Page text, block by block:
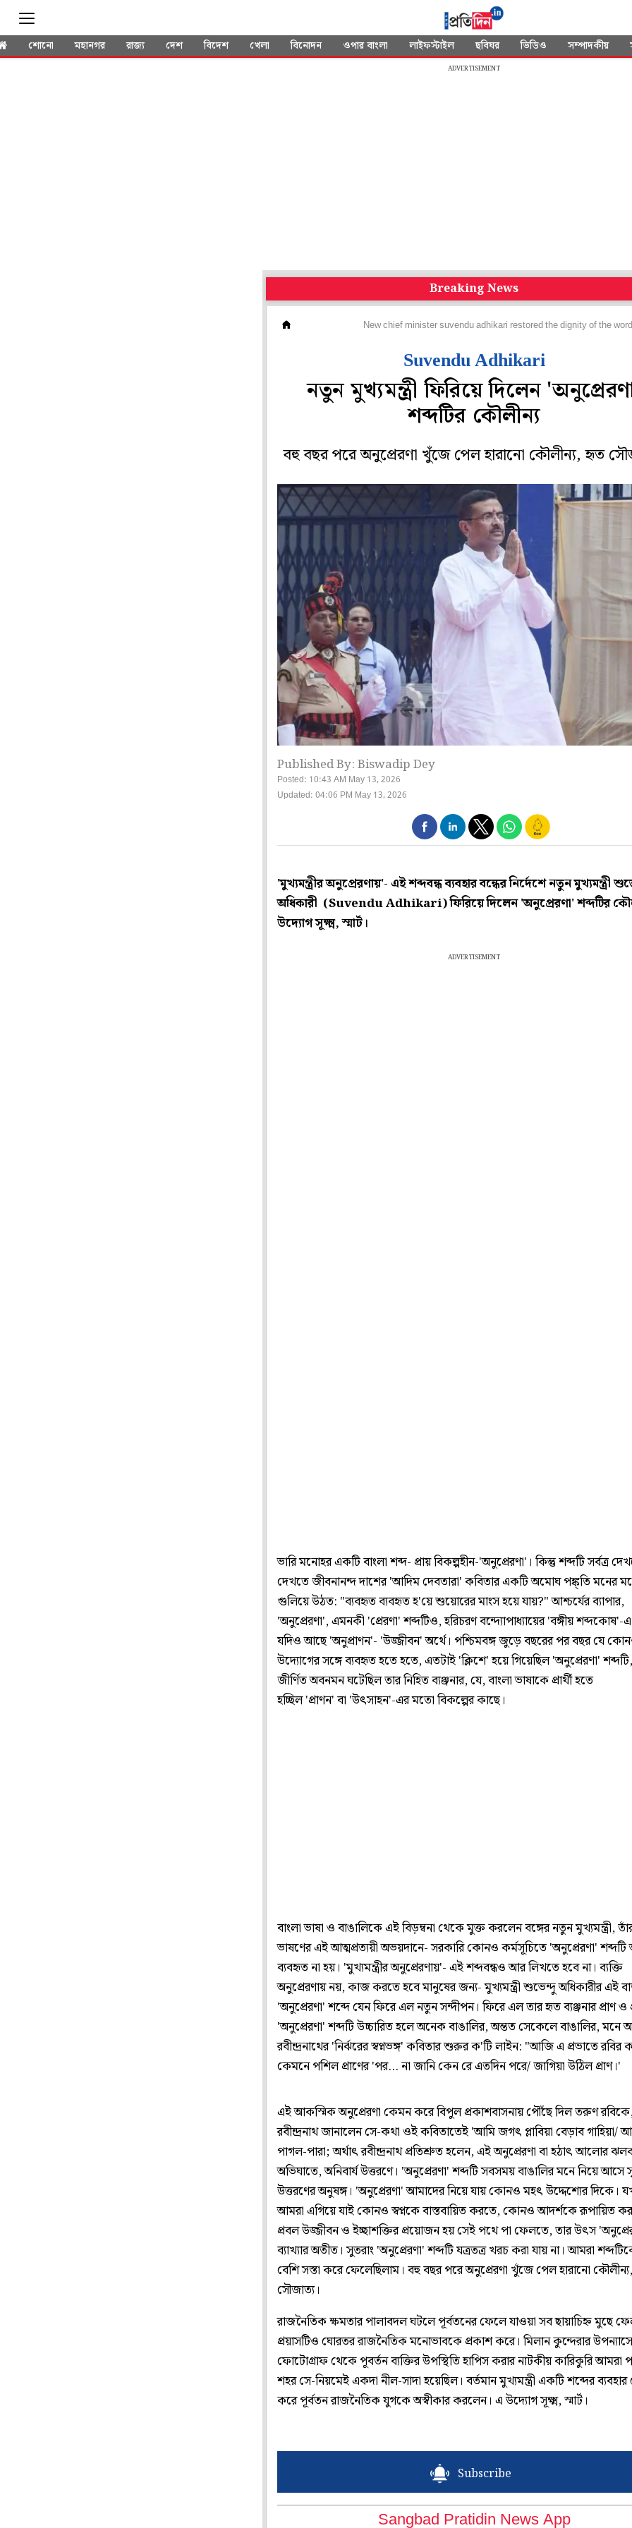
শোনো মহানগর রাজ্য দেশ বিদেশ খেলা বিনোদন ওপার বাংলা লাইফস্টাইল ছবিঘর ভিডিও সম্পাদকীয়
ADVERTISEMENT
Breaking News
New chief minister suvendu adhikari restored the dignity of the
Suvendu Adhikari
নতুন মুখ্যমন্ত্রী ফিরিয়ে দিলেন
শব্দটির কৌলীন্য
বহু বছর পরে অনুপ্রেরণা খুঁজে পেল হারানো কৌলীন্য, হৃত
Published By: Biswadip Dey
Posted: 10:43 AM May 13, 2026
Updated: 04:06 PM May 13, 2026
'মুখ্যমন্ত্রীর অনুপ্রেরণায়'- এই শব্দবন্ধ ব্যবহার বন্ধের নির্দেশে নতুন মুখ্যমন্ত্রী
অধিকারী (Suvendu Adhikari) ফিরিয়ে দিলেন 'অনুপ্রেরণা' শব্দটির
উদ্যোগ সূক্ষ্ম, স্মার্ট।
ADVERTISEMENT
ভারি মনোহর একটি বাংলা শব্দ- প্রায় বিকল্পহীন-'অনুপ্রেরণা'। কিন্তু শব্দটি সর্বত্র
দেখতে জীবনানন্দ দাশের 'আদিম দেবতারা' কবিতার একটি অমোঘ পঙ্ক্তি মনের
গুলিয়ে উঠত: "ব্যবহৃত ব্যবহৃত হ'য়ে শুয়োরের মাংস হয়ে যায়?" আশ্চর্যের ব্যাপার,
'অনুপ্রেরণা', এমনকী 'প্রেরণা' শব্দটিও, হরিচরণ বন্দ্যোপাধ্যায়ের 'বঙ্গীয় শব্দকোষ'-
যদিও আছে 'অনুপ্রাণন'- 'উজ্জীবন' অর্থে। পশ্চিমবঙ্গ জুড়ে বছরের পর বছর যে
উদ্যোগের সঙ্গে ব্যবহৃত হতে হতে, এতটাই 'ক্লিশে' হয়ে গিয়েছিল 'অনুপ্রেরণা'
জীর্ণিত অবনমন ঘটেছিল তার নিহিত ব্যঞ্জনার, যে, বাংলা ভাষাকে প্রার্থী হতে
হচ্ছিল 'প্রাণন' বা 'উৎসাহন'-এর মতো বিকল্পের কাছে।
বাংলা ভাষা ও বাঙালিকে এই বিড়ম্বনা থেকে মুক্ত করলেন বঙ্গের নতুন মুখ্যমন্ত্রী,
ভাষণের এই আত্মপ্রত্যয়ী অভয়দানে- সরকারি কোনও কর্মসূচিতে 'অনুপ্রেরণা'
ব্যবহৃত না হয়। 'মুখ্যমন্ত্রীর অনুপ্রেরণায়'- এই শব্দবন্ধও আর লিখতে হবে না। ব্যক্তি
অনুপ্রেরণায় নয়, কাজ করতে হবে মানুষের জন্য- মুখ্যমন্ত্রী শুভেন্দু অধিকারীর এই
'অনুপ্রেরণা' শব্দে যেন ফিরে এল নতুন সন্দীপন। ফিরে এল তার হৃত ব্যঞ্জনার প্রাণ ও
'অনুপ্রেরণা' শব্দটি উচ্চারিত হলে অনেক বাঙালির, অন্তত সেকেলে বাঙালির, মনে
রবীন্দ্রনাথের 'নির্ঝরের স্বপ্নভঙ্গ' কবিতার শুরুর ক'টি লাইন: "আজি এ প্রভাতে রবির
কেমনে পশিল প্রাণের 'পর... না জানি কেন রে এতদিন পরে/ জাগিয়া উঠিল প্রাণ।'
এই আকস্মিক অনুপ্রেরণা কেমন করে বিপুল প্রকাশবাসনায় পৌঁছে দিল তরুণ
রবীন্দ্রনাথ জানালেন সে-কথা ওই কবিতাতেই 'আমি জগৎ প্লাবিয়া বেড়াব
পাগল-পারা; অর্থাৎ রবীন্দ্রনাথ প্রতিশ্রুত হলেন, এই অনুপ্রেরণা বা হঠাৎ আলোর
অভিঘাতে, অনিবার্য উত্তরণে। 'অনুপ্রেরণা' শব্দটি সবসময় বাঙালির মনে নিয়ে
উত্তরণের অনুষঙ্গ। 'অনুপ্রেরণা' আমাদের নিয়ে যায় কোনও মহৎ উদ্দেশ্যের দিকে।
আমরা এগিয়ে যাই কোনও স্বপ্নকে বাস্তবায়িত করতে, কোনও আদর্শকে রূপায়িত
প্রবল উজ্জীবন ও ইচ্ছাশক্তির প্রয়োজন হয় সেই পথে পা ফেলতে, তার উৎস
ব্যাখ্যার অতীত। সুতরাং 'অনুপ্রেরণা' শব্দটি যত্রতত্র খরচ করা যায় না। আমরা
বেশি সস্তা করে ফেলেছিলাম। বহু বছর পরে অনুপ্রেরণা খুঁজে পেল হারানো
সৌজাত্য।
রাজনৈতিক ক্ষমতার পালাবদল ঘটলে পূর্বতনের ফেলে যাওয়া সব ছায়াচিহ্ন মুছে
প্রয়াসটিও ঘোরতর রাজনৈতিক মনোভাবকে প্রকাশ করে। মিলান কুন্দেরার
ফোটোগ্রাফ থেকে পূবর্তন ব্যক্তির উপস্থিতি হাপিস করার নাটকীয় কারিকুরি আমরা
শহর সে-নিয়মেই একদা নীল-সাদা হয়েছিল। বর্তমান মুখ্যমন্ত্রী একটি শব্দের
করে পূর্বতন রাজনৈতিক যুগকে অস্বীকার করলেন। এ উদ্যোগ সূক্ষ্ম, স্মার্ট।
Subscribe
Sangbad Pratidin News App